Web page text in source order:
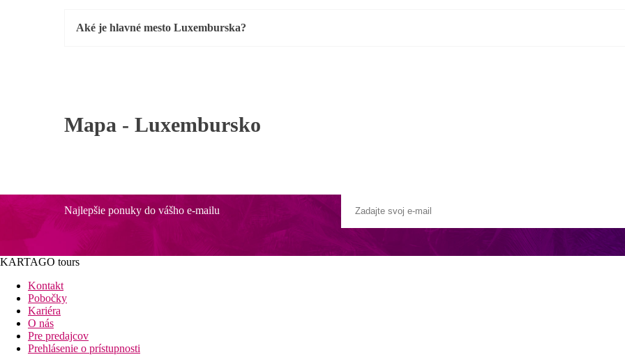
Aké je hlavné mesto Luxemburska?
Mapa - Luxembursko
Najlepšie ponuky do vášho e-mailu
KARTAGO tours
Kontakt
Pobočky
Kariéra
O nás
Pre predajcov
Prehlásenie o prístupnosti